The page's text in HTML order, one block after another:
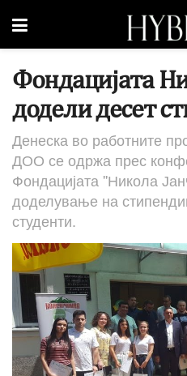
Фондацијата
додели десет
Денеска во работните
ДОО се одржа прес
Фондацијата ''Никола
доделување на
студенти.